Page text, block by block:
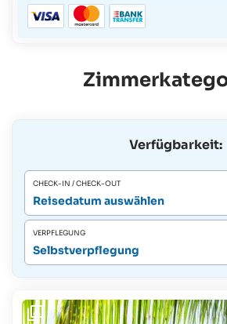
Verfügbarkeit:
CHECK-IN / CHECK-OUT
Reisedatum auswählen
VERPFLEGUNG
Selbstverpflegung